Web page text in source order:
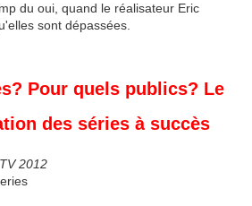
du oui, quand le réalisateur Eric
sont dépassées.
Pour quels publics? Le
des séries à succès
2012